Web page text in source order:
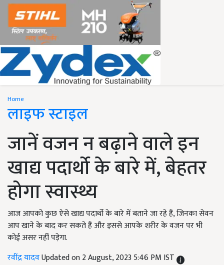
Home
लाइफ स्टाइल
जानें वजन न बढ़ाने वाले इन
खाद्य पदार्थो के बारे में, बेहतर
होगा स्वास्थ्य
आज आपको कुछ ऐसे खाद्य पदार्थो के बारे में बताने जा रहे हैं, जिनका सेवन
आप खाने के बाद कर सकते हैं और इससे आपके शरीर के वजन पर भी
कोई असर नहीं पड़ेगा.
रवींद्र यादवUpdated on 2 August, 2023 5:46 PM IST